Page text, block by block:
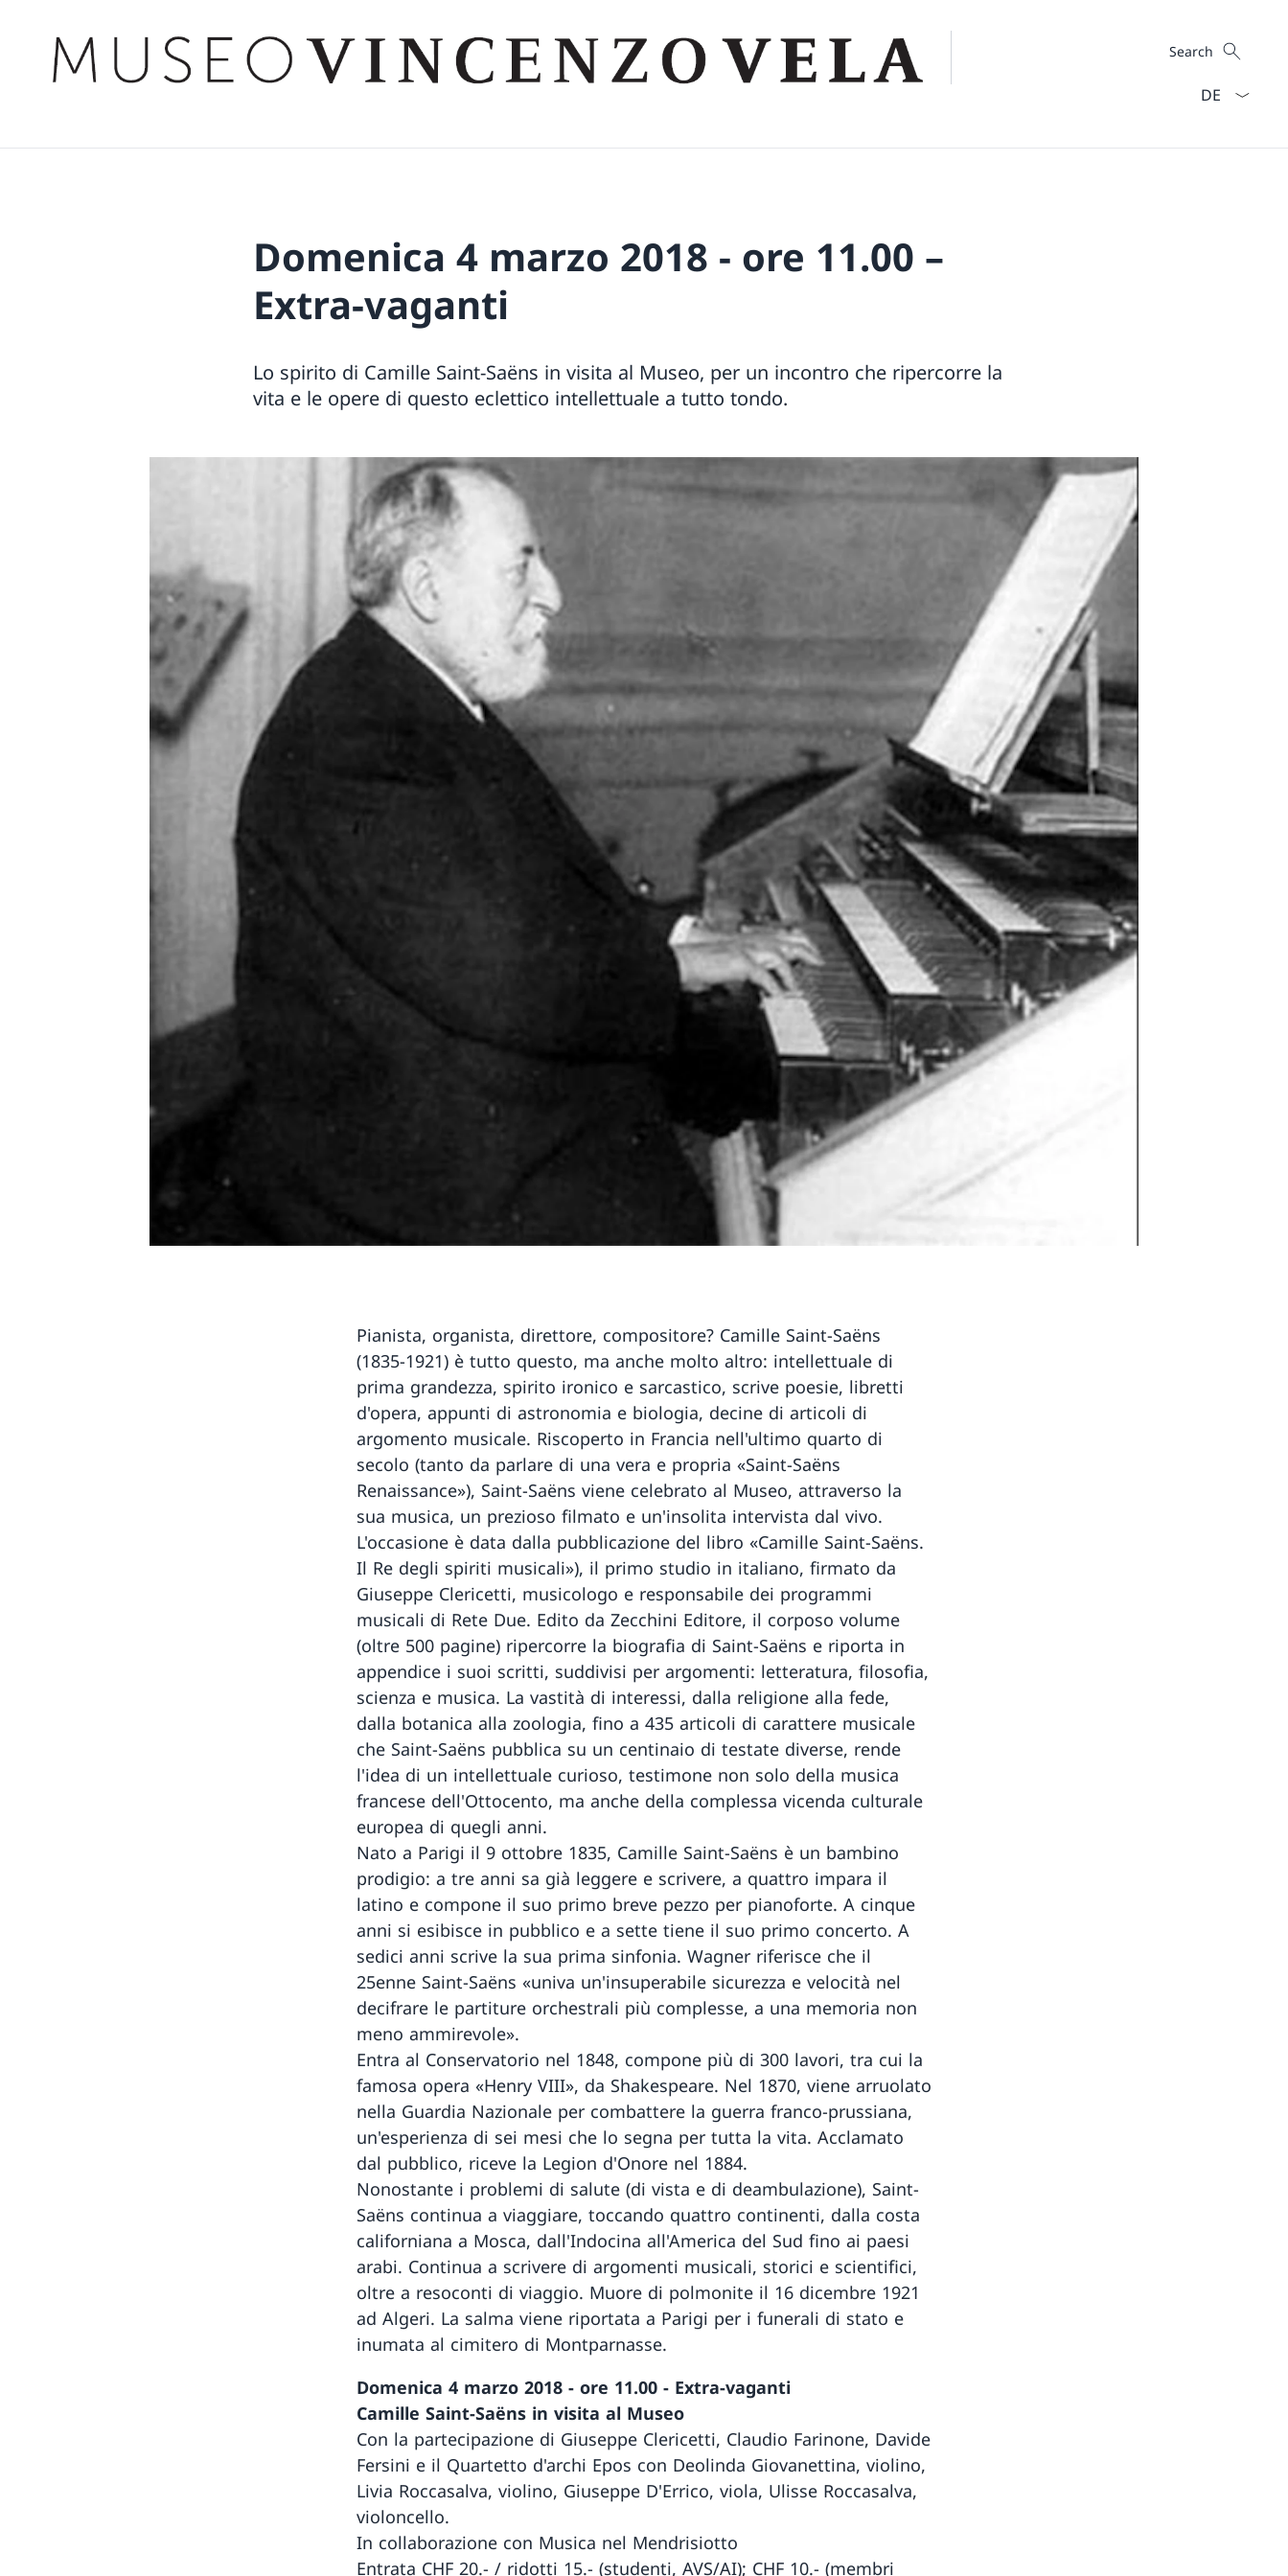
Search
Search
Domenica 4 marzo 2018 - ore 11.00 –
Extra-vaganti
Lo spirito di Camille Saint-Saëns in visita al Museo, per un incontro che ripercorre la
vita e le opere di questo eclettico intellettuale a tutto tondo.
Pianista, organista, direttore, compositore? Camille Saint-Saëns
(1835-1921) è tutto questo, ma anche molto altro: intellettuale di
prima grandezza, spirito ironico e sarcastico, scrive poesie, libretti
d'opera, appunti di astronomia e biologia, decine di articoli di
argomento musicale. Riscoperto in Francia nell'ultimo quarto di
secolo (tanto da parlare di una vera e propria «Saint-Saëns
Renaissance»), Saint-Saëns viene celebrato al Museo, attraverso la
sua musica, un prezioso filmato e un'insolita intervista dal vivo.
L'occasione è data dalla pubblicazione del libro «Camille Saint-Saëns.
Il Re degli spiriti musicali»), il primo studio in italiano, firmato da
Giuseppe Clericetti, musicologo e responsabile dei programmi
musicali di Rete Due. Edito da Zecchini Editore, il corposo volume
(oltre 500 pagine) ripercorre la biografia di Saint-Saëns e riporta in
appendice i suoi scritti, suddivisi per argomenti: letteratura, filosofia,
scienza e musica. La vastità di interessi, dalla religione alla fede,
dalla botanica alla zoologia, fino a 435 articoli di carattere musicale
che Saint-Saëns pubblica su un centinaio di testate diverse, rende
l'idea di un intellettuale curioso, testimone non solo della musica
francese dell'Ottocento, ma anche della complessa vicenda culturale
europea di quegli anni.
Nato a Parigi il 9 ottobre 1835, Camille Saint-Saëns è un bambino
prodigio: a tre anni sa già leggere e scrivere, a quattro impara il
latino e compone il suo primo breve pezzo per pianoforte. A cinque
anni si esibisce in pubblico e a sette tiene il suo primo concerto. A
sedici anni scrive la sua prima sinfonia. Wagner riferisce che il
25enne Saint-Saëns «univa un'insuperabile sicurezza e velocità nel
decifrare le partiture orchestrali più complesse, a una memoria non
meno ammirevole».
Entra al Conservatorio nel 1848, compone più di 300 lavori, tra cui la
famosa opera «Henry VIII», da Shakespeare. Nel 1870, viene arruolato
nella Guardia Nazionale per combattere la guerra franco-prussiana,
un'esperienza di sei mesi che lo segna per tutta la vita. Acclamato
dal pubblico, riceve la Legion d'Onore nel 1884.
Nonostante i problemi di salute (di vista e di deambulazione), Saint-
Saëns continua a viaggiare, toccando quattro continenti, dalla costa
californiana a Mosca, dall'Indocina all'America del Sud fino ai paesi
arabi. Continua a scrivere di argomenti musicali, storici e scientifici,
oltre a resoconti di viaggio. Muore di polmonite il 16 dicembre 1921
ad Algeri. La salma viene riportata a Parigi per i funerali di stato e
inumata al cimitero di Montparnasse.
Domenica 4 marzo 2018 - ore 11.00 - Extra-vaganti
Camille Saint-Saëns in visita al Museo
Con la partecipazione di Giuseppe Clericetti, Claudio Farinone, Davide
Fersini e il Quartetto d'archi Epos con Deolinda Giovanettina, violino,
Livia Roccasalva, violino, Giuseppe D'Errico, viola, Ulisse Roccasalva,
violoncello.
In collaborazione con Musica nel Mendrisiotto
Entrata CHF 20.- / ridotti 15.- (studenti, AVS/AI); CHF 10.- (membri